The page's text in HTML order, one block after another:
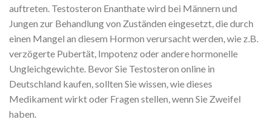
auftreten. Testosteron Enanthate wird bei Männern und
Jungen zur Behandlung von Zuständen eingesetzt, die durch
einen Mangel an diesem Hormon verursacht werden, wie z.B.
verzögerte Pubertät, Impotenz oder andere hormonelle
Ungleichgewichte. Bevor Sie Testosteron online in
Deutschland kaufen, sollten Sie wissen, wie dieses
Medikament wirkt oder Fragen stellen, wenn Sie Zweifel
haben.